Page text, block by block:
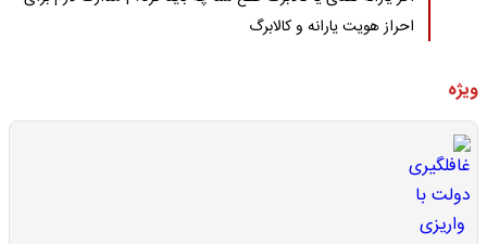
احراز هویت یارانه و کالابرگ
ویژه